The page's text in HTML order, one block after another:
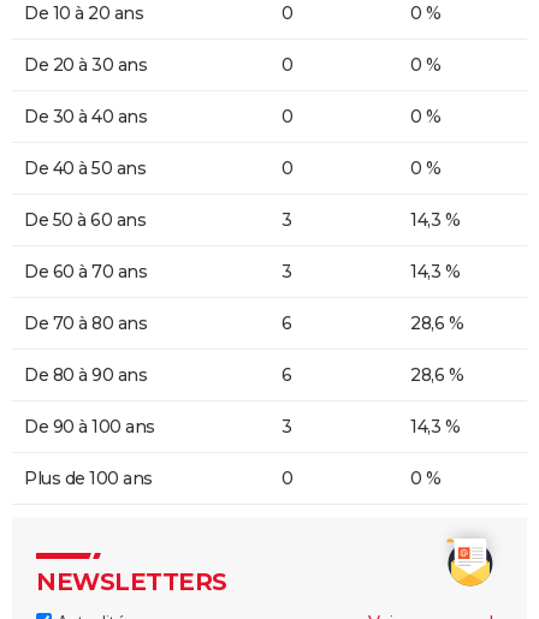
De 10 à 20 ans 0 0 %
De 20 à 30 ans 0 0 %
De 30 à 40 ans 0 0 %
De 40 à 50 ans 0 0 %
De 50 à 60 ans 3 14,3 %
De 60 à 70 ans 3 14,3 %
De 70 à 80 ans 6 28,6 %
De 80 à 90 ans 6 28,6 %
De 90 à 100 ans 3 14,3 %
Plus de 100 ans 0 0 %
NEWSLETTERS